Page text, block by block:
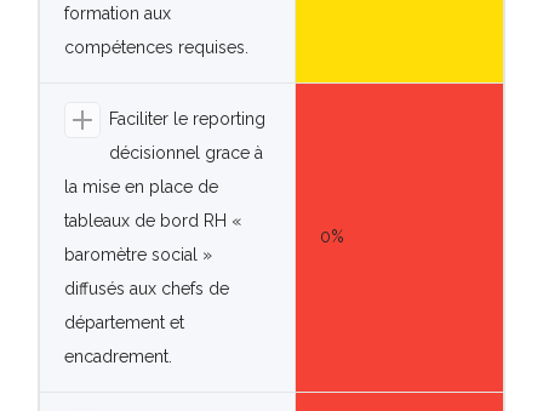
formation aux
compétences requises.
Faciliter le reporting
décisionnel grace à
la mise en place de
tableaux de bord RH «
baromètre social »
diffusés aux chefs de
département et
encadrement.
0%